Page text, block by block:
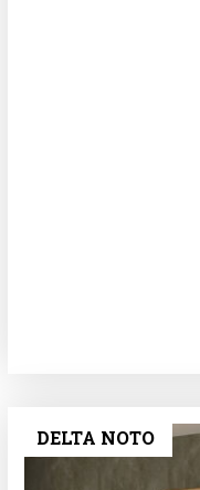
DELTA NOTO